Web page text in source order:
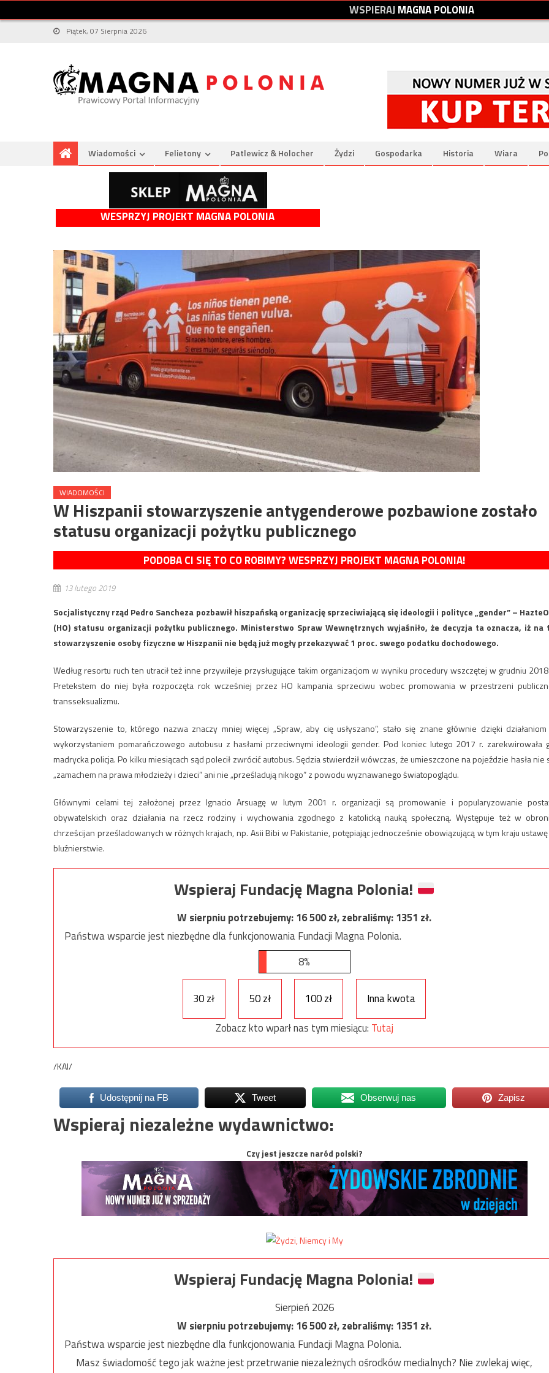
WSPIERAJMAGNAPOLONIA
Piątek, 07 Sierpnia 2026
Wiadomości Felietony Patlewicz & Holocher Żydzi Gospodarka Historia Wiara
WESPRZYJ PROJEKT MAGNA POLONIA
WIADOMOŚCI
W Hiszpanii stowarzyszenie antygenderowe pozbawione zostało
statusu organizacji pożytku publicznego
PODOBA CI SIĘ TO CO ROBIMY? WESPRZYJ PROJEKT MAGNA POLONIA!
13 lutego 2019
Socjalistyczny rząd Pedro Sancheza pozbawił hiszpańską organizację sprzeciwiającą się ideologii i polityce „gender” –
(HO) statusu organizacji pożytku publicznego. Ministerstwo Spraw Wewnętrznych wyjaśniło, że decyzja ta oznacza, iż na
stowarzyszenie osoby fizyczne w Hiszpanii nie będą już mogły przekazywać 1 proc. swego podatku dochodowego.
Według resortu ruch ten utracił też inne przywileje przysługujące takim organizacjom w wyniku procedury wszczętej w grudniu
Pretekstem do niej była rozpoczęta rok wcześniej przez HO kampania sprzeciwu wobec promowania w przestrzeni
transseksualizmu.
Stowarzyszenie to, którego nazwa znaczy mniej więcej „Spraw, aby cię usłyszano”, stało się znane głównie dzięki
wykorzystaniem pomarańczowego autobusu z hasłami przeciwnymi ideologii gender. Pod koniec lutego 2017 r. zarekwirowała
madrycka policja. Po kilku miesiącach sąd polecił zwrócić autobus. Sędzia stwierdził wówczas, że umieszczone na pojeździe hasła nie
„zamachem na prawa młodzieży i dzieci” ani nie „prześladują nikogo” z powodu wyznawanego światopoglądu.
Głównymi celami tej założonej przez Ignacio Arsuagę w lutym 2001 r. organizacji są promowanie i popularyzowanie
obywatelskich oraz działania na rzecz rodziny i wychowania zgodnego z katolicką nauką społeczną. Występuje też w
chrześcijan prześladowanych w różnych krajach, np. Asii Bibi w Pakistanie, potępiając jednocześnie obowiązującą w tym kraju
bluźnierstwie.
Wspieraj Fundację Magna Polonia!
W sierpniu potrzebujemy:16 500zł, zebraliśmy:1351 zł.
Państwa wsparcie jest niezbędne dla funkcjonowania Fundacji Magna Polonia.
8%
30 zł 50 zł 100 zł
Inna kwota
Zobacz kto wparł nas tym miesiącu: Tutaj
/KAI/
Udostępnij na FB Tweet Obserwuj nas Zapisz
Wspieraj niezależne wydawnictwo:
Czy jest jeszcze naród polski?
Wspieraj Fundację Magna Polonia!
Sierpień 2026
W sierpniu potrzebujemy:16 500zł, zebraliśmy:1351 zł.
Państwa wsparcie jest niezbędne dla funkcjonowania Fundacji Magna Polonia.
Masz świadomość tego jak ważne jest przetrwanie niezależnych ośrodków medialnych? Nie zwlekaj więc,